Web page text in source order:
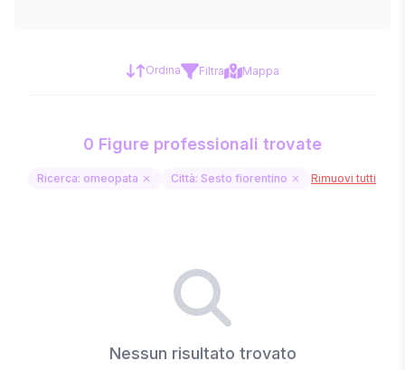
Ordina Filtra Mappa
0 Figure professionali trovate
Ricerca: omeopata Città: Sesto fiorentino Rimuovi tutti
Nessun risultato trovato